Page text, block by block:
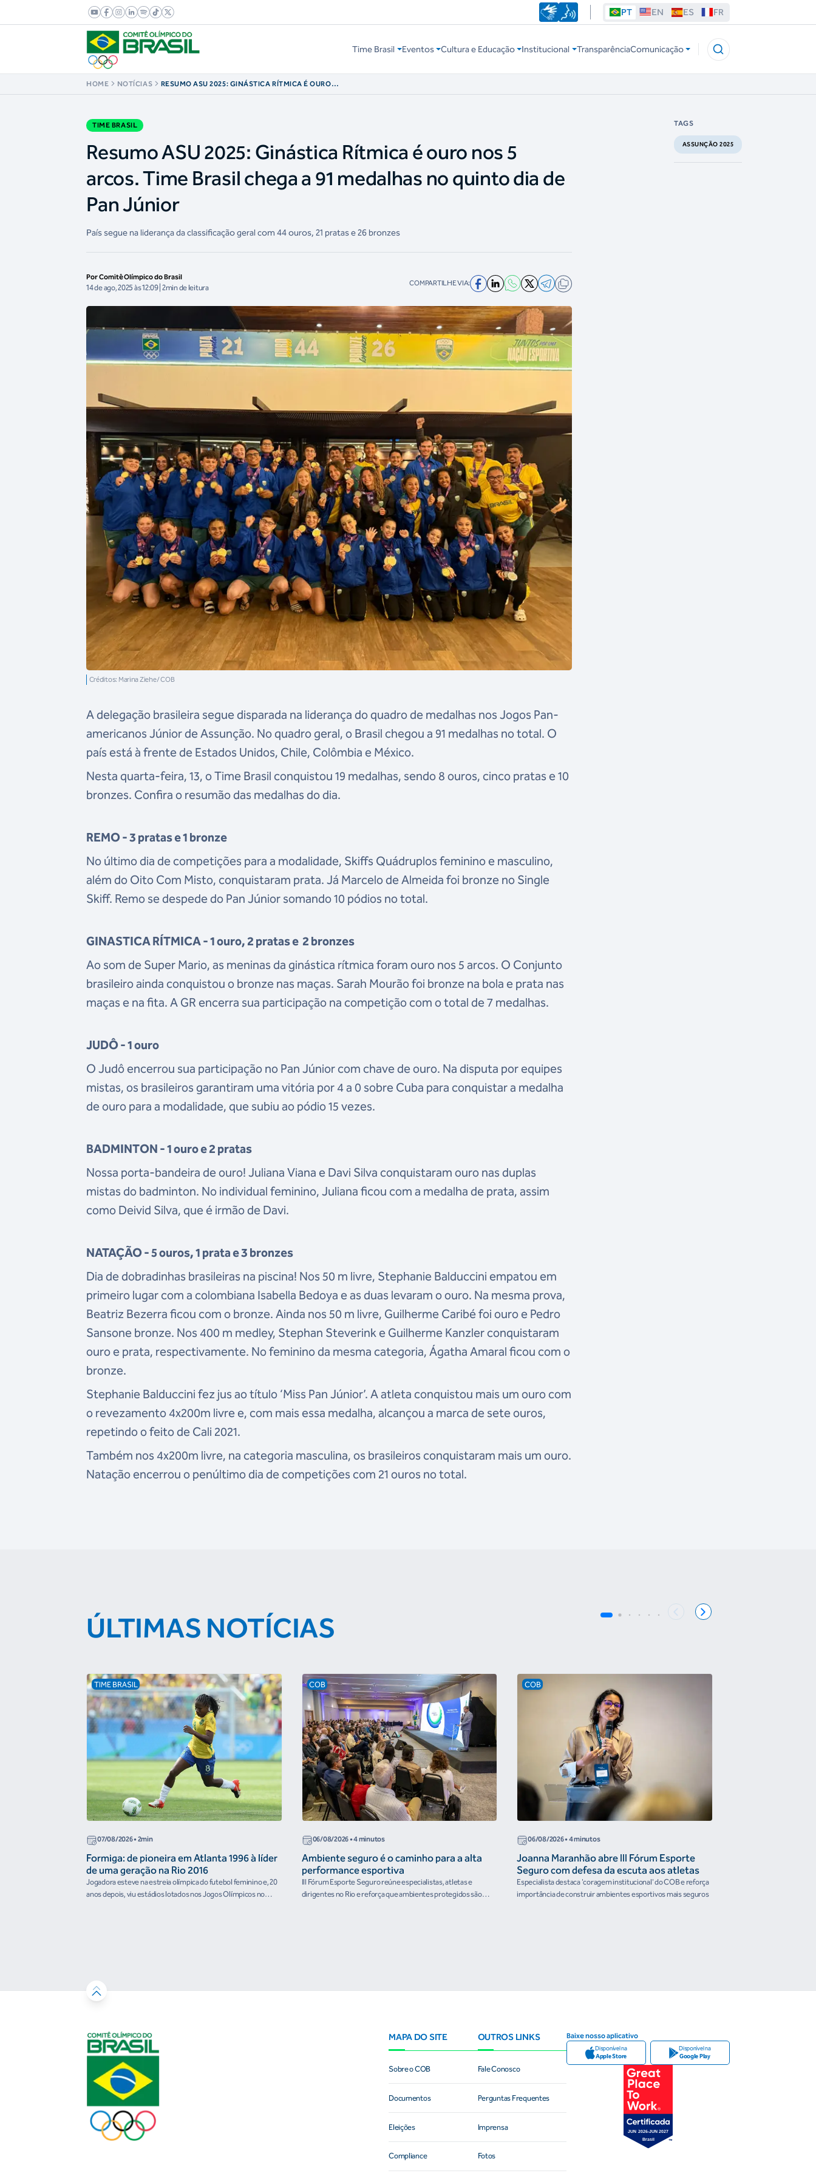
PT EN ES FR
Time Brasil Eventos Cultura e Educação Institucional TransparênciaComunicação
HOME NOTÍCIAS
RESUMO ASU 2025: GINÁSTICA RÍTMICA É OURO
TIME BRASIL
Resumo ASU 2025: Ginástica Rítmica é ouro nos 5
arcos. Time Brasil chega a 91 medalhas no quinto dia de
Pan Júnior
País segue na liderança da classificação geral com 44 ouros, 21 pratas e 26 bronzes
Por Comitê Olímpico do Brasil
14 de ago, 2025 às 12:09 | 2min de leitura COMPARTILHE VIA:
Créditos: Marina Ziehe/ COB
A delegação brasileira segue disparada na liderança do quadro de medalhas nos Jogos Pan-
americanos Júnior de Assunção. No quadro geral, o Brasil chegou a 91 medalhas no total. O
país está à frente de Estados Unidos, Chile, Colômbia e México.
Nesta quarta-feira, 13, o Time Brasil conquistou 19 medalhas, sendo 8 ouros, cinco pratas e 10
bronzes. Confira o resumão das medalhas do dia.
REMO - 3 pratas e 1 bronze
No último dia de competições para a modalidade, Skiffs Quádruplos feminino e masculino,
além do Oito Com Misto, conquistaram prata. Já Marcelo de Almeida foi bronze no Single
Skiff. Remo se despede do Pan Júnior somando 10 pódios no total.
GINASTICA RÍTMICA - 1 ouro, 2 pratas e 2 bronzes
Ao som de Super Mario, as meninas da ginástica rítmica foram ouro nos 5 arcos. O Conjunto
brasileiro ainda conquistou o bronze nas maças. Sarah Mourão foi bronze na bola e prata nas
maças e na fita. A GR encerra sua participação na competição com o total de 7 medalhas.
JUDÔ - 1 ouro
O Judô encerrou sua participação no Pan Júnior com chave de ouro. Na disputa por equipes
mistas, os brasileiros garantiram uma vitória por 4 a 0 sobre Cuba para conquistar a medalha
de ouro para a modalidade, que subiu ao pódio 15 vezes.
BADMINTON - 1 ouro e 2 pratas
Nossa porta-bandeira de ouro! Juliana Viana e Davi Silva conquistaram ouro nas duplas
mistas do badminton. No individual feminino, Juliana ficou com a medalha de prata, assim
como Deivid Silva, que é irmão de Davi.
NATAÇÃO - 5 ouros, 1 prata e 3 bronzes
Dia de dobradinhas brasileiras na piscina! Nos 50 m livre, Stephanie Balduccini empatou em
primeiro lugar com a colombiana Isabella Bedoya e as duas levaram o ouro. Na mesma prova,
Beatriz Bezerra ficou com o bronze. Ainda nos 50 m livre, Guilherme Caribé foi ouro e Pedro
Sansone bronze. Nos 400 m medley, Stephan Steverink e Guilherme Kanzler conquistaram
ouro e prata, respectivamente. No feminino da mesma categoria, Ágatha Amaral ficou com o
bronze.
Stephanie Balduccini fez jus ao título ‘Miss Pan Júnior’. A atleta conquistou mais um ouro com
o revezamento 4x200m livre e, com mais essa medalha, alcançou a marca de sete ouros,
repetindo o feito de Cali 2021.
Também nos 4x200m livre, na categoria masculina, os brasileiros conquistaram mais um ouro.
Natação encerrou o penúltimo dia de competições com 21 ouros no total.
TAGS
ASSUNÇÃO 2025
ÚLTIMAS NOTÍCIAS
TIME BRASIL
07/08/2026• 2min
Formiga: de pioneira em Atlanta 1996 à líder
de uma geração na Rio 2016
Jogadora esteve na estreia olímpica do futebol feminino e, 20
anos depois, viu estádios lotados nos Jogos Olímpicos no
COB
06/08/2026• 4 minutos
Ambiente seguro é o caminho para a alta
performance esportiva
III Fórum Esporte Seguro reúne especialistas, atletas e
dirigentes no Rio e reforça que ambientes protegidos são
COB
06/08/2026• 4 minutos
Joanna Maranhão abre III Fórum Esporte
Seguro com defesa da escuta aos atletas
Especialista destaca 'coragem institucional' do COB e reforça
importância de construir ambientes esportivos mais seguros
MAPA DO SITE
Sobre o COB
Documentos
Eleições
Compliance
OUTROS LINKS
Fale Conosco
Perguntas Frequentes
Imprensa
Fotos
Baixe nosso aplicativo
Disponível na
Apple Store
Disponível na
Google Play